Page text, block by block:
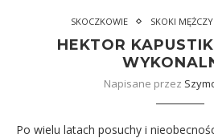
SKOCZKOWIE SKOKI
HEKTOR
Napisane przez
Po wielu latach posuchy i